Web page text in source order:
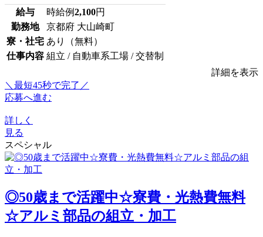
給与 時給例2,100円
勤務地
京都府 大山崎町
寮・社宅 あり（無料）
仕事内容 組立 / 自動車系工場 / 交替制
詳細を表示
＼最短45秒で完了／
応募へ進む
詳しく
見る
スペシャル
◎50歳まで活躍中☆寮費・光熱費無料
☆アルミ部品の組立・加工